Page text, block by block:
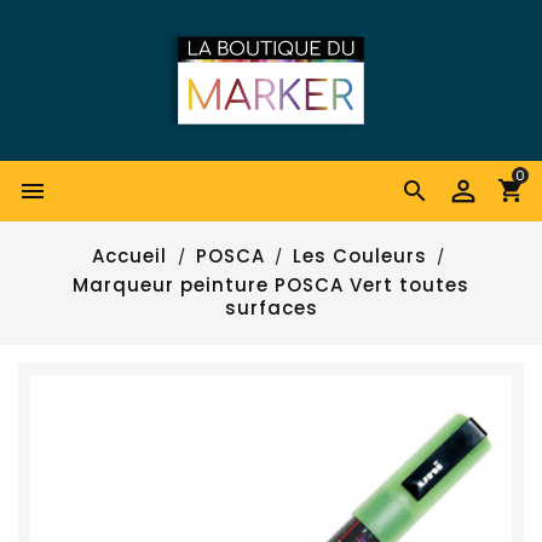


0
Accueil POSCA
Les Couleurs
Marqueur peinture POSCA Vert toutes
surfaces